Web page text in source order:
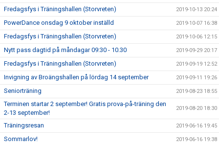
Fredagsfys i Träningshallen (Storvreten) 2019-10-13 20:24
PowerDance onsdag 9 oktober inställd 2019-10-07 16:38
Fredagsfys i Träningshallen (Storvreten) 2019-10-06 12:15
Nytt pass dagtid på måndagar 09:30 - 10.30 2019-09-29 20:17
Fredagsfys i Träningshallen (Storvreten) 2019-09-19 12:52
Invigning av Broängshallen på lördag 14 september 2019-09-11 19:26
Seniorträning 2019-08-23 18:55
Terminen startar 2 september! Gratis prova-på-träning den
2-13 september!
2019-08-20 18:30
Träningsresan 2019-06-16 19:45
Sommarlov! 2019-06-16 19:38